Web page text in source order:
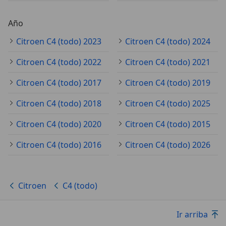
Año
Citroen C4 (todo) 2023
Citroen C4 (todo) 2024
Citroen C4 (todo) 2022
Citroen C4 (todo) 2021
Citroen C4 (todo) 2017
Citroen C4 (todo) 2019
Citroen C4 (todo) 2018
Citroen C4 (todo) 2025
Citroen C4 (todo) 2020
Citroen C4 (todo) 2015
Citroen C4 (todo) 2016
Citroen C4 (todo) 2026
Citroen C4 (todo)
Ir arriba